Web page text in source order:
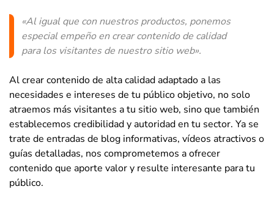
«Al igual que con nuestros productos, ponemos
especial empeño en crear contenido de calidad
para los visitantes de nuestro sitio web».
Al crear contenido de alta calidad adaptado a las
necesidades e intereses de tu público objetivo, no solo
atraemos más visitantes a tu sitio web, sino que también
establecemos credibilidad y autoridad en tu sector. Ya se
trate de entradas de blog informativas, vídeos atractivos o
guías detalladas, nos comprometemos a ofrecer
contenido que aporte valor y resulte interesante para tu
público.